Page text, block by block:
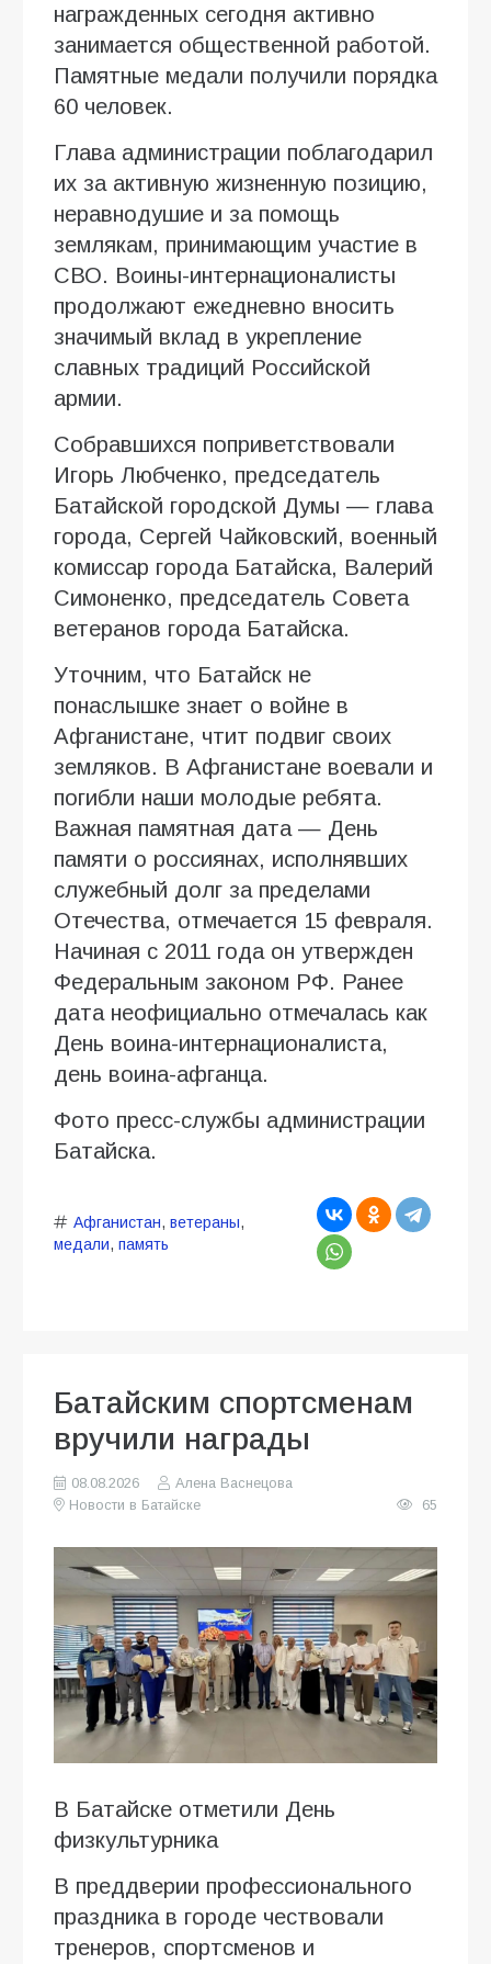
награжденных сегодня активно
занимается общественной работой.
Памятные медали получили порядка
60 человек.
Глава администрации поблагодарил
их за активную жизненную позицию,
неравнодушие и за помощь
землякам, принимающим участие в
СВО. Воины-интернационалисты
продолжают ежедневно вносить
значимый вклад в укрепление
славных традиций Российской
армии.
Собравшихся поприветствовали
Игорь Любченко, председатель
Батайской городской Думы — глава
города, Сергей Чайковский, военный
комиссар города Батайска, Валерий
Симоненко, председатель Совета
ветеранов города Батайска.
Уточним, что Батайск не
понаслышке знает о войне в
Афганистане, чтит подвиг своих
земляков. В Афганистане воевали и
погибли наши молодые ребята.
Важная памятная дата — День
памяти о россиянах, исполнявших
служебный долг за пределами
Отечества, отмечается 15 февраля.
Начиная с 2011 года он утвержден
Федеральным законом РФ. Ранее
дата неофициально отмечалась как
День воина-интернационалиста,
день воина-афганца.
Фото пресс-службы администрации
Батайска.
Афганистан, ветераны,
медали, память
Батайским спортсменам
вручили награды
08.08.2026
Алена Васнецова
Новости в Батайске
65
В Батайске отметили День
физкультурника
В преддверии профессионального
праздника в городе чествовали
тренеров, спортсменов и